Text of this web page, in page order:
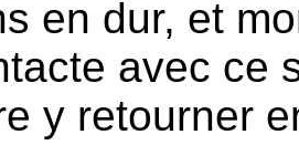
en dur, et
avec ce
y retourner